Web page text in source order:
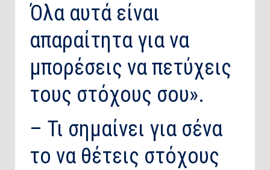
Όλα αυτά είναι
απαραίτητα για να
μπορέσεις να πετύχεις
τους στόχους σου».
– Τι σημαίνει για σένα
το να θέτεις στόχους